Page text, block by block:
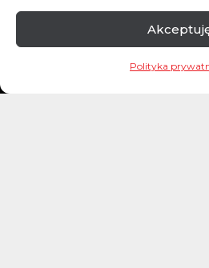
Polityka
możliwe.
Podcasty Sklep